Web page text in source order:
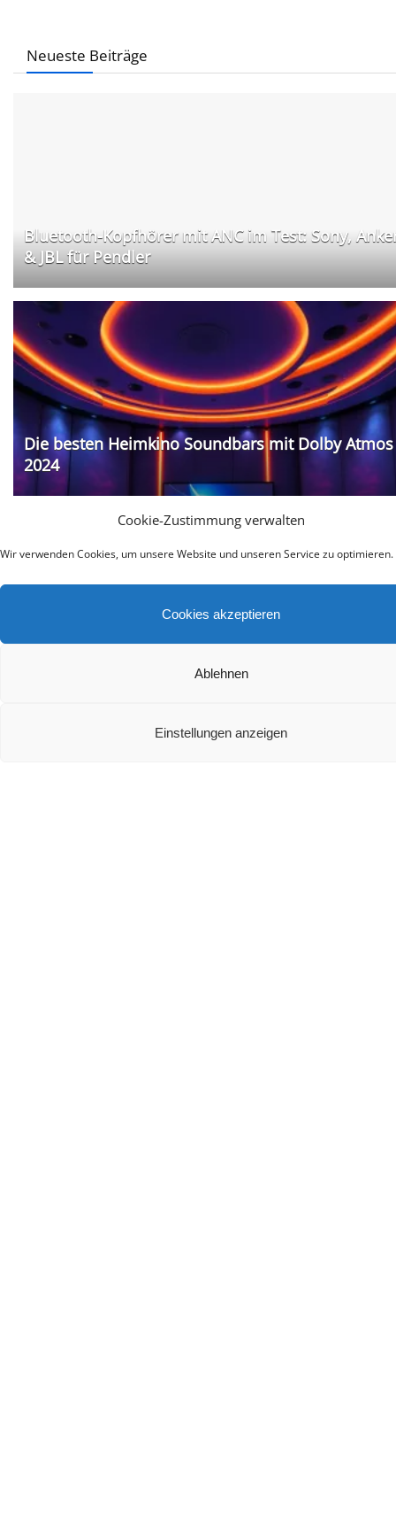
Cookie-Zustimmung verwalten
Wir verwenden Cookies, um unsere Website und unseren Service zu optimieren.
Cookies akzeptieren
Ablehnen
Einstellungen anzeigen
Neueste Beiträge
Bluetooth-Kopfhörer mit ANC im Test: Sony,
& JBL für Pendler
Die besten Heimkino Soundbars mit Dolby Atmos
2024
Teufel Rockster Air 2 Test